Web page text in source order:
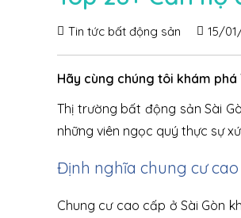
Tin tức bất động sản 15/
Hãy cùng chúng tôi khám phá
Thị trường bất động sản Sài
những viên ngọc quý thực sự
Định nghĩa chung cư cao
Chung cư cao cấp ở Sài Gòn